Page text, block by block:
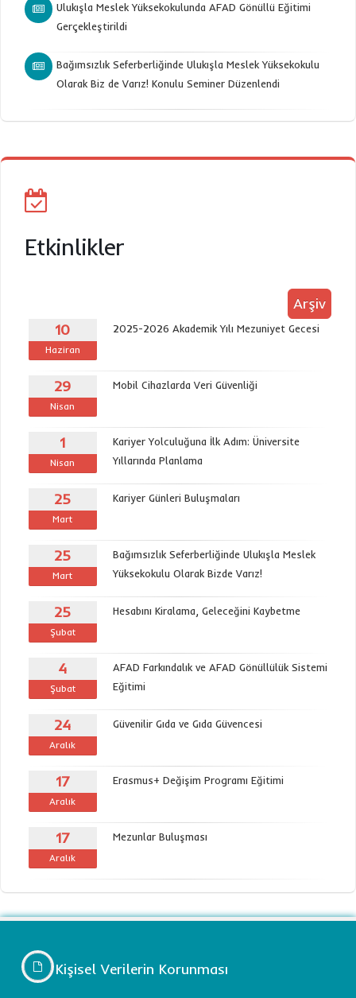
Ulukışla Meslek Yüksekokulunda AFAD Gönüllü Eğitimi
Gerçekleştirildi
Bağımsızlık Seferberliğinde Ulukışla Meslek Yüksekokulu
Olarak Biz de Varız! Konulu Seminer Düzenlendi
Etkinlikler
Arşiv
10
Haziran
2025-2026 Akademik Yılı Mezuniyet Gecesi
29
Nisan
Mobil Cihazlarda Veri Güvenliği
1
Nisan
Kariyer Yolculuğuna İlk Adım: Üniversite
Yıllarında Planlama
25
Mart
Kariyer Günleri Buluşmaları
25
Mart
Bağımsızlık Seferberliğinde Ulukışla Meslek
Yüksekokulu Olarak Bizde Varız!
25
Şubat
Hesabını Kiralama, Geleceğini Kaybetme
4
Şubat
AFAD Farkındalık ve AFAD Gönüllülük Sistemi
Eğitimi
24
Aralık
Güvenilir Gıda ve Gıda Güvencesi
17
Aralık
Erasmus+ Değişim Programı Eğitimi
17
Aralık
Mezunlar Buluşması
Kişisel Verilerin Korunması